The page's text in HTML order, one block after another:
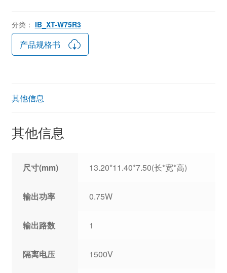
分类： IB_XT-W75R3
产品规格书
其他信息
其他信息
尺寸(mm) 13.20*11.40*7.50(长*宽*高)
输出功率 0.75W
输出路数 1
隔离电压 1500V